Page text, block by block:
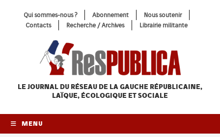
Qui sommes-nous ? Abonnement
Nous soutenir
Contacts
Recherche / Archives Librairie militante
LE JOURNAL DU RÉSEAU DE LA GAUCHE RÉPUBLICAINE,
LAÏQUE, ÉCOLOGIQUE ET SOCIALE
MENU